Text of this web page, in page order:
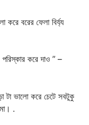
করে বরের ফেলা বির্য্য
করে দাও ” –
টা ভালো করে চেটে সবটুকু
.